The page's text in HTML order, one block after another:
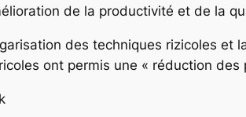
de la productivité et de la
des techniques rizicoles et
ont permis une « réduction
/ VivAfrik